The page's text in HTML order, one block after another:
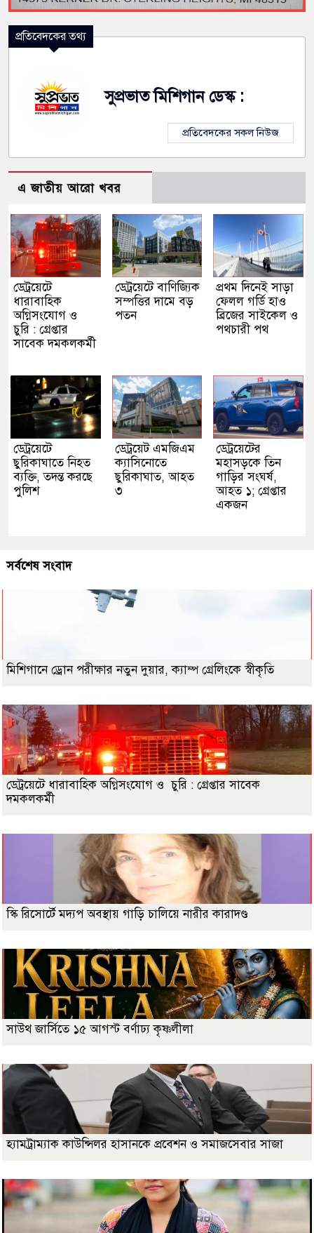
প্রতিবেদকের তথ্য
সুপ্রভাত মিশিগান ডেস্ক :
প্রতিবেদকের সকল নিউজ
এ জাতীয় আরো খবর
ডেট্রয়েটে
ধারাবাহিক
অগ্নিসংযোগ ও
চুরি : গ্রেপ্তার
সাবেক দমকলকর্মী
ডেট্রয়েটে বাণিজ্যিক
সম্পত্তির দামে বড়
পতন
প্রথম দিনেই সাড়া
ফেলল গর্ডি হাও
ব্রিজের সাইকেল ও
পথচারী পথ
ডেট্রয়েটে
ছুরিকাঘাতে নিহত
ব্যক্তি, তদন্ত করছে
পুলিশ
ডেট্রয়েট এমজিএম
ক্যাসিনোতে
ছুরিকাঘাত, আহত
৩
ডেট্রয়েটের
মহাসড়কে তিন
গাড়ির সংঘর্ষ,
আহত ১; গ্রেপ্তার
একজন
সর্বশেষ সংবাদ
মিশিগানে ড্রোন পরীক্ষার নতুন দুয়ার, ক্যাম্প গ্রেলিংকে স্বীকৃতি
ডেট্রয়েটে ধারাবাহিক অগ্নিসংযোগ ও চুরি : গ্রেপ্তার সাবেক
দমকলকর্মী
স্কি রিসোর্টে মদ্যপ অবস্থায় গাড়ি চালিয়ে নারীর কারাদণ্ড
সাউথ জার্সিতে ১৫ আগস্ট বর্ণাঢ্য কৃষ্ণলীলা
হ্যামট্রাম্যাক কাউন্সিলর হাসানকে প্রবেশন ও সমাজসেবার সাজা